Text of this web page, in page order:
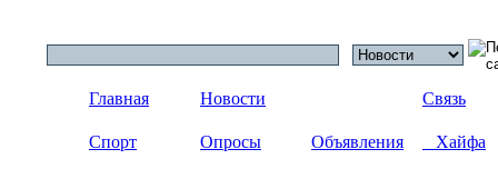
Главная Новости Связь
Спорт Опросы Объявления Хайфа